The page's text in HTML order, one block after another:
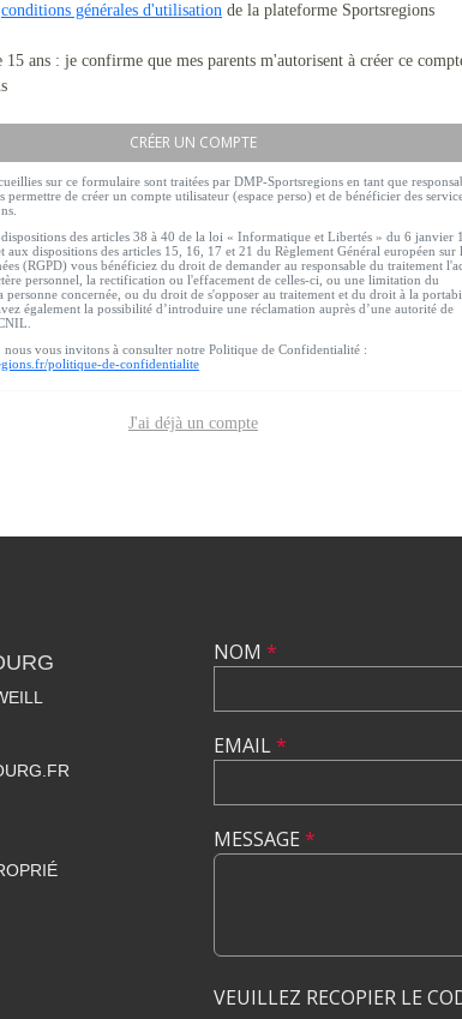
conditions générales d'utilisation de la plateforme Sportsregions
15 ans : je confirme que mes parents m'autorisent à créer ce
CRÉER UN COMPTE
sur ce formulaire sont traitées par DMP-Sportsregions en tant que
permettre de créer un compte utilisateur (espace perso) et de bénéficier des
des articles 38 à 40 de la loi « Informatique et Libertés » du 6 janvier
aux dispositions des articles 15, 16, 17 et 21 du Règlement Général européen sur
(RGPD) vous bénéficiez du droit de demander au responsable du traitement
personnel, la rectification ou l'effacement de celles-ci, ou une limitation du
personne concernée, ou du droit de s'opposer au traitement et du droit à la
également la possibilité d’introduire une réclamation auprès d’une autorité de
nous vous invitons à consulter notre Politique de Confidentialité :
politique-de-confidentialite
J'ai déjà un compte
NOM *
EMAIL*
MESSAGE *
VEUILLEZ RECOPIER LE